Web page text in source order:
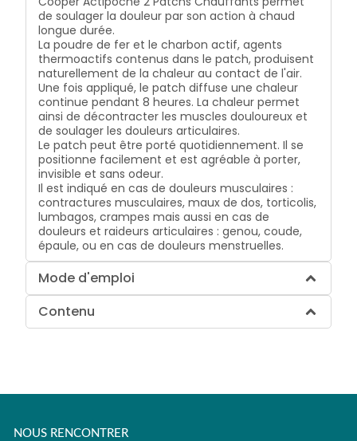
de soulager la douleur par son action à chaud
longue durée.
La poudre de fer et le charbon actif, agents
thermoactifs contenus dans le patch, produisent
naturellement de la chaleur au contact de l'air.
Une fois appliqué, le patch diffuse une chaleur
continue pendant 8 heures. La chaleur permet
ainsi de décontracter les muscles douloureux et
de soulager les douleurs articulaires.
Le patch peut être porté quotidiennement. Il se
positionne facilement et est agréable à porter,
invisible et sans odeur.
Il est indiqué en cas de douleurs musculaires :
contractures musculaires, maux de dos, torticolis,
lumbagos, crampes mais aussi en cas de
douleurs et raideurs articulaires : genou, coude,
épaule, ou en cas de douleurs menstruelles.
Mode d'emploi
Contenu
NOUS RENCONTRER